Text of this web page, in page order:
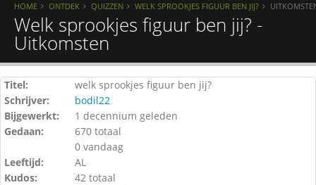
HOME ONTDEK QUIZZEN WELK SPROOKJES FIGUUR BEN JIJ?
Welk sprookjes figuur ben jij? -
Uitkomsten
Titel:
welk sprookjes figuur ben jij?
Schrijver:
bodil22
Bijgewerkt:
1 decennium geleden
Gedaan:
670 totaal
0 vandaag
Leeftijd:
AL
Kudos:
42 totaal